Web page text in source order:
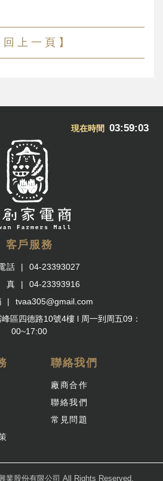
回 上 一 頁 】
現在時間 03:59:04
客戶服務
話
04-23393027
04-23393916
tvaa305@gmail.com
區四德路10號4樓 l 周一到周五09：
00~17:00
聯絡我們
廠商合作
聯絡我們
常見問題
業股份有限公司 All Rights Reserved.